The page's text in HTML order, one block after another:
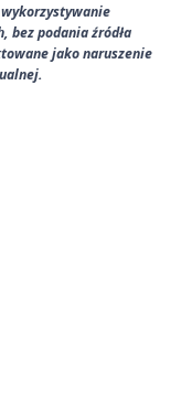
bez podania źródła
jako naruszenie